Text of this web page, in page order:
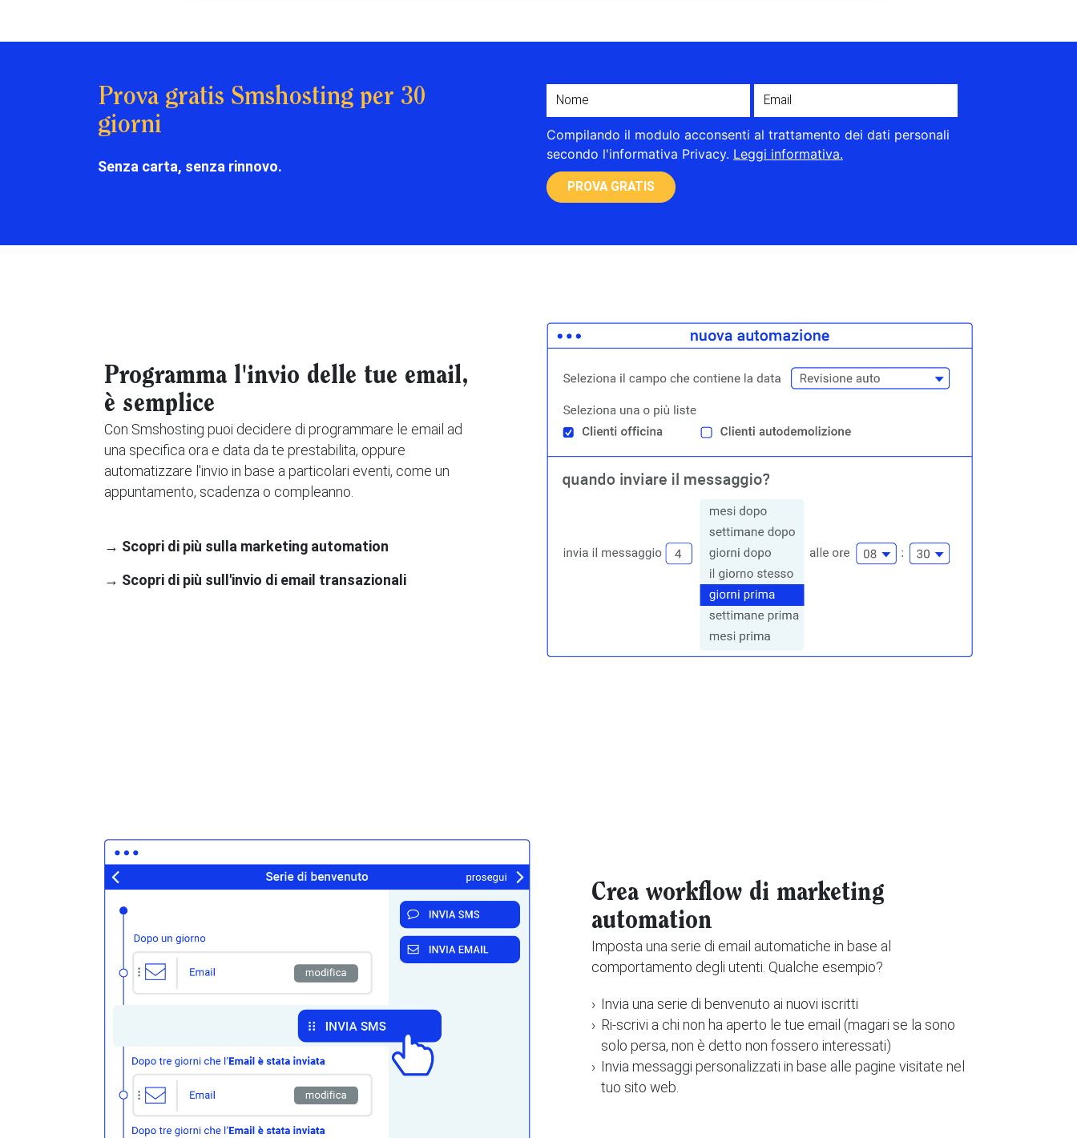
Prova gratis Smshosting per 30
giorni
Senza carta, senza rinnovo.
Compilando il modulo acconsenti al trattamento dei dati personali
secondo l'informativa Privacy. Leggi informativa.
PROVA GRATIS
Programma l'invio delle tue email,
è semplice
Con Smshosting puoi decidere di programmare le email ad
una specifica ora e data da te prestabilita, oppure
automatizzare l'invio in base a particolari eventi, come un
appuntamento, scadenza o compleanno.
→ Scopri di più sulla marketing automation
→ Scopri di più sull'invio di email transazionali
Crea workflow di marketing
automation
Imposta una serie di email automatiche in base al
comportamento degli utenti. Qualche esempio?
Invia una serie di benvenuto ai nuovi iscritti
Ri-scrivi a chi non ha aperto le tue email (magari se la sono
solo persa, non è detto non fossero interessati)
Invia messaggi personalizzati in base alle pagine visitate nel
tuo sito web.